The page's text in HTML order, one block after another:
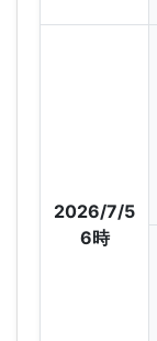
2026/7/5
6時